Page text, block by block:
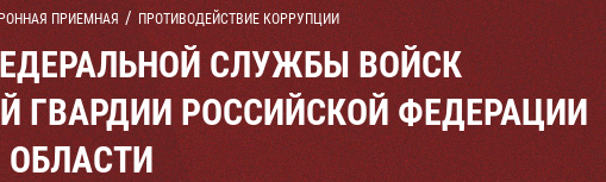
ПРИЕМНАЯ ПРОТИВОДЕЙСТВИЕ КОРРУПЦИИ
СЛУЖБЫ ВОЙСК
ГВАРДИИ РОССИЙСКОЙ ФЕДЕРАЦИИ